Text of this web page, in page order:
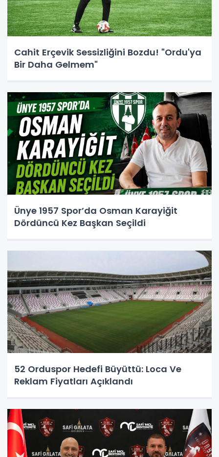
Cahit Erçevik Sessizliğini Bozdu! "Ordu'ya
Bir Daha Gelmem"
Ünye 1957 Spor’da Osman Karayiğit
Dördüncü Kez Başkan Seçildi
52 Orduspor Hedefi Büyüttü: Loca Ve
Reklam Fiyatları Açıklandı